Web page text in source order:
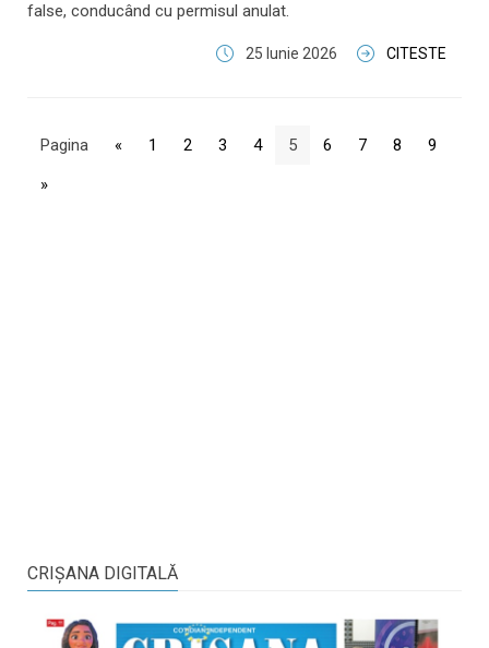
false, conducând cu permisul anulat.
25 Iunie 2026 CITESTE
Pagina « 1 2 3 4 5 6 7 8
9
»
CRIŞANA DIGITALĂ